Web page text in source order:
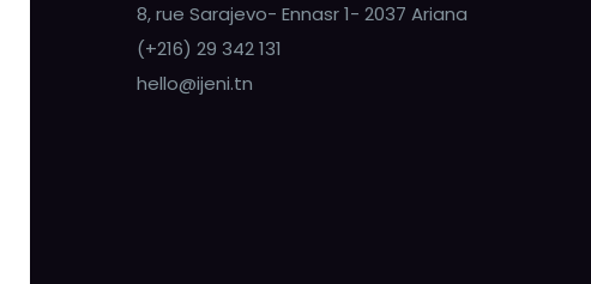
8, rue Sarajevo- Ennasr 1- 2037 Ariana
(+216) 29 342 131
hello@ijeni.tn